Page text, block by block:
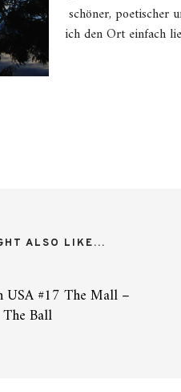
schöner, poetischer
ich den Ort einfach
ALSO LIKE...
USA #17 The Mall –
The Ball